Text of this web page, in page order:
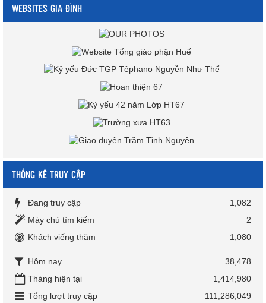
WEBSITES GIA ĐÌNH
THỐNG KÊ TRUY CẬP
Đang truy cập
1,082
Máy chủ tìm kiếm
2
Khách viếng thăm
1,080
Hôm nay
38,478
Tháng hiện tại
1,414,980
Tổng lượt truy cập
111,286,049